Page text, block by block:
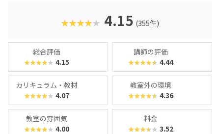
の顔は真剣そのもの。やる気があればどんどん高度なものが
作れるので、のめり込むタイプのお子さんにおすすめの教室
京大学の伊藤謝恩ホールで行われるというから驚き。プログ
ラミングスキルはもちろん、企画書を書いたり、プレゼンを
したりといったスキルもつけることができます。母体は大人
向けのパソコンスクールなので、「ついでに自分もスキルア
ップしてみようかな？」なんてこともできちゃいますよ！
★★★★★ 4.15 (355件)
総合評価
★★★★★ 4.15
講師の評価
★★★★★ 4.44
カリキュラム・教材
★★★★★ 4.07
教室外の環境
★★★★★ 4.36
教室の雰囲気
★★★★★ 4.00
料金
★★★★★ 3.52